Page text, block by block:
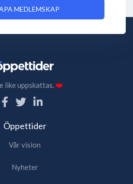
MEDLEMSKAP
like uppskattas.❤️
Öppettider
Vår vision
Nyheter